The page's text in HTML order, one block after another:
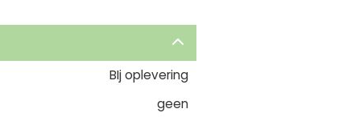
BIj oplevering
geen